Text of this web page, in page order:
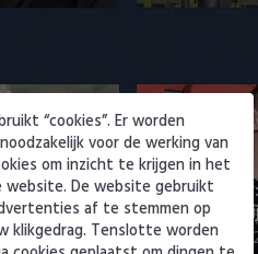
Joris
Ahead te
5 augustus
“cookies”. Er worden
voor de werking van
om inzicht te krijgen in het
De website gebruikt
af te stemmen op
klikgedrag. Tenslotte worden